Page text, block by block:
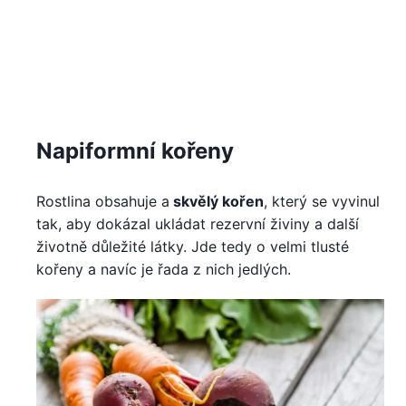
Napiformní kořeny
Rostlina obsahuje a skvělý kořen, který se vyvinul
tak, aby dokázal ukládat rezervní živiny a další
životně důležité látky. Jde tedy o velmi tlusté
kořeny a navíc je řada z nich jedlých.